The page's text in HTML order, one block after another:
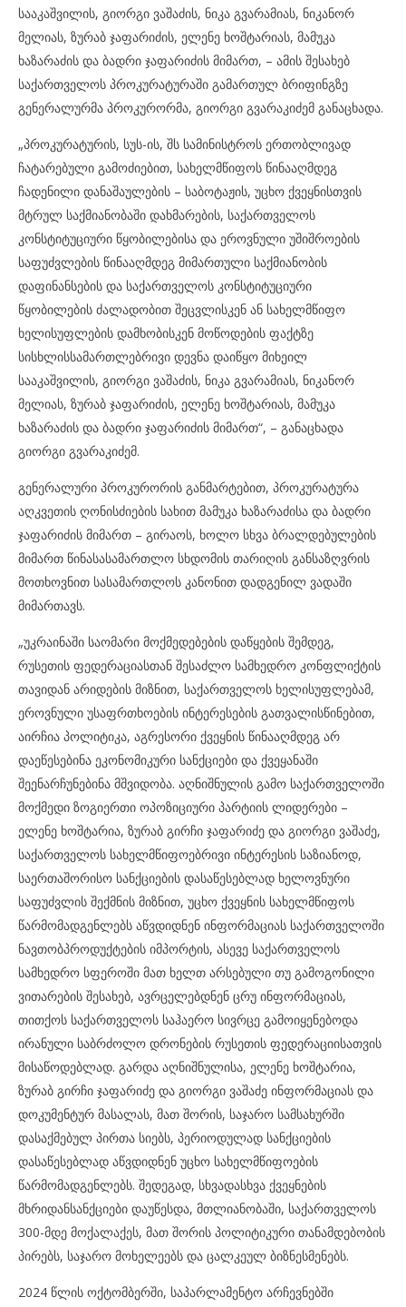
სააკაშვილის, გიორგი ვაშაძის, ნიკა გვარამიას, ნიკანორ
მელიას, ზურაბ ჯაფარიძის, ელენე ხოშტარიას, მამუკა
ხაზარაძის და ბადრი ჯაფარიძის მიმართ, – ამის შესახებ
საქართველოს პროკურატურაში გამართულ ბრიფინგზე
გენერალურმა პროკურორმა, გიორგი გვარაკიძემ განაცხადა.
„პროკურატურის, სუს-ის, შს სამინისტროს ერთობლივად
ჩატარებული გამოძიებით, სახელმწიფოს წინააღმდეგ
ჩადენილი დანაშაულების – საბოტაჟის, უცხო ქვეყნისთვის
მტრულ საქმიანობაში დახმარების, საქართველოს
კონსტიტუციური წყობილებისა და ეროვნული უშიშროების
საფუძვლების წინააღმდეგ მიმართული საქმიანობის
დაფინანსების და საქართველოს კონსტიტუციური
წყობილების ძალადობით შეცვლისკენ ან სახელმწიფო
ხელისუფლების დამხობისკენ მოწოდების ფაქტზე
სისხლისსამართლებრივი დევნა დაიწყო მიხეილ
სააკაშვილის, გიორგი ვაშაძის, ნიკა გვარამიას, ნიკანორ
მელიას, ზურაბ ჯაფარიძის, ელენე ხოშტარიას, მამუკა
ხაზარაძის და ბადრი ჯაფარიძის მიმართ“, – განაცხადა
გიორგი გვარაკიძემ.
გენერალური პროკურორის განმარტებით, პროკურატურა
აღკვეთის ღონისძიების სახით მამუკა ხაზარაძისა და ბადრი
ჯაფარიძის მიმართ – გირაოს, ხოლო სხვა ბრალდებულების
მიმართ წინასასამართლო სხდომის თარიღის განსაზღვრის
მოთხოვნით სასამართლოს კანონით დადგენილ ვადაში
მიმართავს.
„უკრაინაში საომარი მოქმედებების დაწყების შემდეგ,
რუსეთის ფედერაციასთან შესაძლო სამხედრო კონფლიქტის
თავიდან არიდების მიზნით, საქართველოს ხელისუფლებამ,
ეროვნული უსაფრთხოების ინტერესების გათვალისწინებით,
აირჩია პოლიტიკა, აგრესორი ქვეყნის წინააღმდეგ არ
დაეწესებინა ეკონომიკური სანქციები და ქვეყანაში
შეენარჩუნებინა მშვიდობა. აღნიშნულის გამო საქართველოში
მოქმედი ზოგიერთი ოპოზიციური პარტიის ლიდერები –
ელენე ხოშტარია, ზურაბ გირჩი ჯაფარიძე და გიორგი ვაშაძე,
საქართველოს სახელმწიფოებრივი ინტერესის საზიანოდ,
საერთაშორისო სანქციების დასაწესებლად ხელოვნური
საფუძვლის შექმნის მიზნით, უცხო ქვეყნის სახელმწიფოს
წარმომადგენლებს აწვდიდნენ ინფორმაციას საქართველოში
ნავთობპროდუქტების იმპორტის, ასევე საქართველოს
სამხედრო სფეროში მათ ხელთ არსებული თუ გამოგონილი
ვითარების შესახებ, ავრცელებდნენ ცრუ ინფორმაციას,
თითქოს საქართველოს საჰაერო სივრცე გამოიყენებოდა
ირანული საბრძოლო დრონების რუსეთის ფედერაციისათვის
მისაწოდებლად. გარდა აღნიშნულისა, ელენე ხოშტარია,
ზურაბ გირჩი ჯაფარიძე და გიორგი ვაშაძე ინფორმაციას და
დოკუმენტურ მასალას, მათ შორის, საჯარო სამსახურში
დასაქმებულ პირთა სიებს, პერიოდულად სანქციების
დასაწესებლად აწვდიდნენ უცხო სახელმწიფოების
წარმომადგენლებს. შედეგად, სხვადასხვა ქვეყნების
მხრიდანსანქციები დაუწესდა, მთლიანობაში, საქართველოს
300-მდე მოქალაქეს, მათ შორის პოლიტიკური თანამდებობის
პირებს, საჯარო მოხელეებს და ცალკეულ ბიზნესმენებს.
2024 წლის ოქტომბერში, საპარლამენტო არჩევნებში